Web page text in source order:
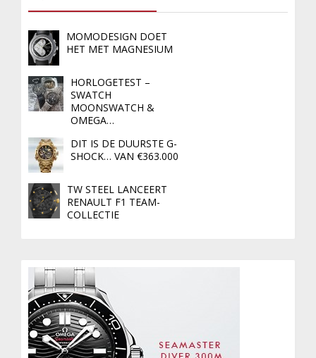
MOMODESIGN DOET
HET MET MAGNESIUM
HORLOGETEST –
SWATCH
MOONSWATCH &
OMEGA…
DIT IS DE DUURSTE G-
SHOCK… VAN €363.000
TW STEEL LANCEERT
RENAULT F1 TEAM-
COLLECTIE